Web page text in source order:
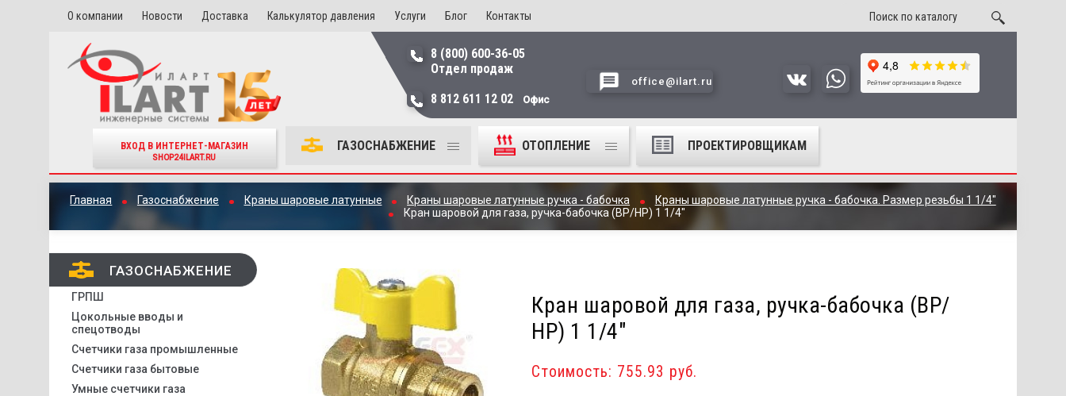
О компании Новости Доставка Калькулятор давления Услуги Блог Контакты
ВХОД В ИНТЕРНЕТ-МАГАЗИН
SHOP24ILART.RU
8 (800) 600-36-05
Отдел продаж
8 812 611 12 02
Офис
office@ilart.ru
ГАЗОСНАБЖЕНИЕ ОТОПЛЕНИЕ ПРОЕКТИРОВЩИКАМ
Главная Газоснабжение Краны шаровые латунные Краны шаровые латунные ручка - бабочка
Краны шаровые латунные ручка - бабочка. Размер резьбы 1 1/4"
Кран шаровой для газа, ручка-бабочка (ВР/НР) 1 1/4"
ГАЗОСНАБЖЕНИЕ
ГРПШ
Цокольные вводы и
спецотводы
Счетчики газа промышленные
Счетчики газа бытовые
Умные счетчики газа
Кран шаровой для газа, ручка-бабочка (ВР/
НР) 1 1/4"
Стоимость: 755.93 руб.